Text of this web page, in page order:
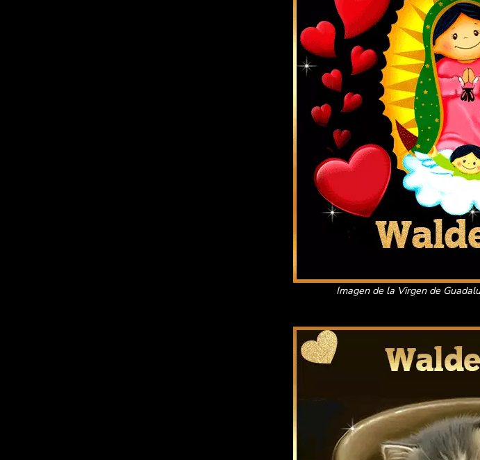
Imagen de la Virgen de